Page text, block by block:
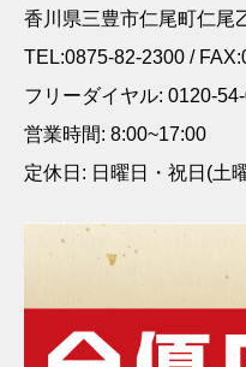
香川県三豊市仁尾町仁尾
TEL:0875-82-2300 /
フリーダイヤル: 0120-
営業時間: 8:00~17:00
定休日: 日曜日・祝日(土